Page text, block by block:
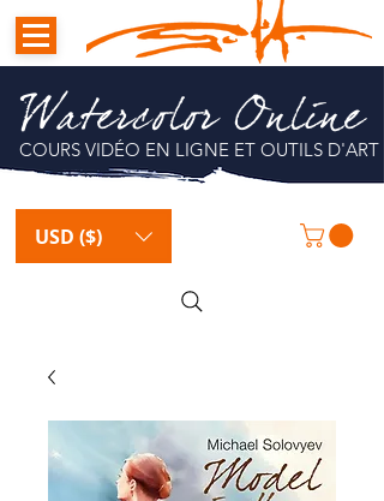
Watercolor Online
COURS VIDÉO EN LIGNE ET OUTILS D'ART
USD ($)